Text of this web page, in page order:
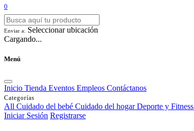
0
Enviar a: Seleccionar ubicación
Cargando...
Menú
Inicio Tienda Eventos Empleos Contáctanos
Categorías
All Cuidado del bebé Cuidado del hogar Deporte y Fitness
Iniciar Sesión Registrarse